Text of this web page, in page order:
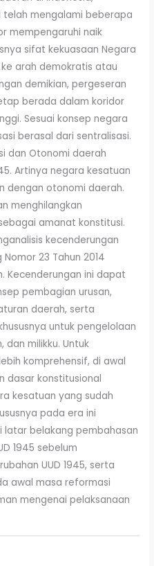
telah mengalami beberapa
mempengaruhi naik
sifat kekuasaan Negara
arah demokratis atau
demikian, pergeseran
berada dalam koridor
Sesuai konsep negara
berasal dari sentralisasi.
dan Otonomi daerah
Artinya negara kesatuan
dengan otonomi daerah.
menghilangkan
amanat konstitusi.
kecenderungan
23 Tahun 2014
Kecenderungan ini dapat
pembagian urusan,
daerah, serta
untuk pengelolaan
dan milikku. Untuk
komprehensif, di awal
dasar konstitusional
kesatuan yang sudah
pada era ini
latar belakang pembahasan
1945 sebelum
UUD 1945, serta
awal masa reformasi
mengenai pelaksanaan